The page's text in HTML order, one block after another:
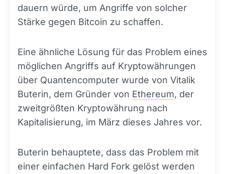
dauern würde, um Angriffe von solcher
Stärke gegen Bitcoin zu schaffen.
Eine ähnliche Lösung für das Problem eines
möglichen Angriffs auf Kryptowährungen
über Quantencomputer wurde von Vitalik
Buterin, dem Gründer von Ethereum, der
zweitgrößten Kryptowährung nach
Kapitalisierung, im März dieses Jahres vor.
Buterin behauptete, dass das Problem mit
einer einfachen Hard Fork gelöst werden